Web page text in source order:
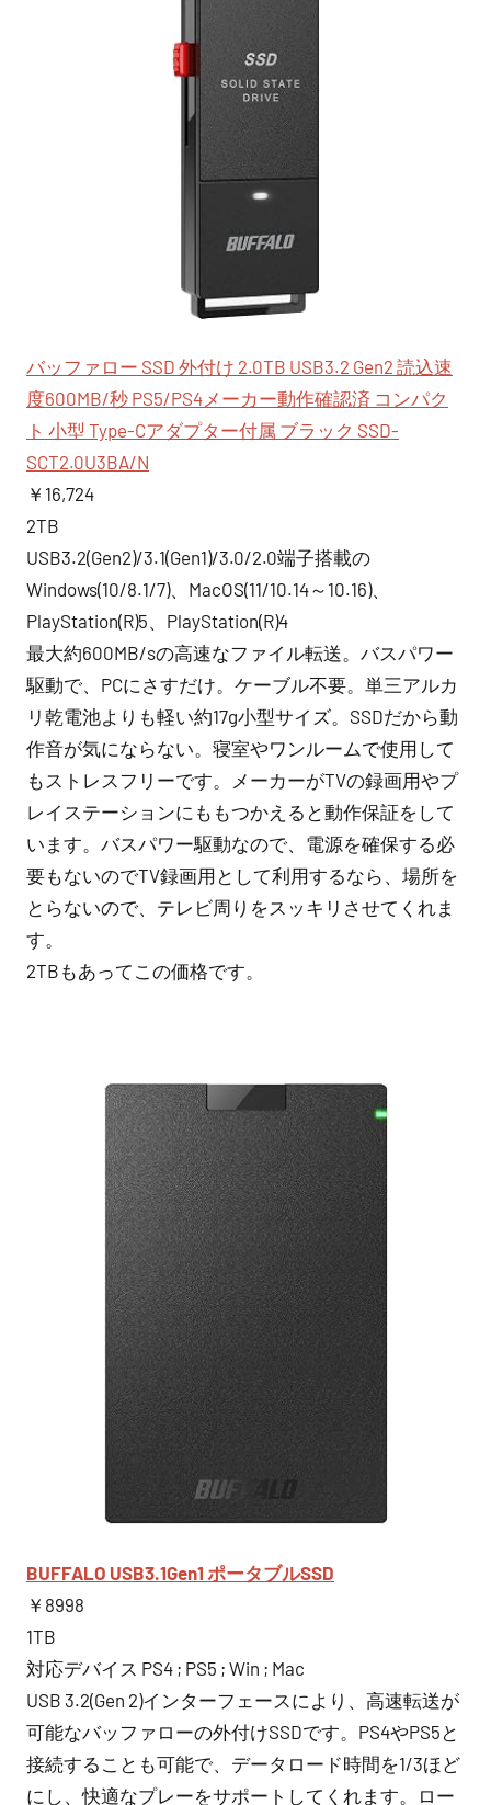
バッファロー SSD 外付け 2.0TB USB3.2 Gen2 読込速
度600MB/秒 PS5/PS4メーカー動作確認済 コンパク
ト 小型 Type-Cアダプター付属 ブラック SSD-
SCT2.0U3BA/N
￥16,724
2TB
USB3.2(Gen2)/3.1(Gen1)/3.0/2.0端子搭載の
Windows(10/8.1/7)、MacOS(11/10.14～10.16)、
PlayStation(R)5、PlayStation(R)4
最大約600MB/sの高速なファイル転送。バスパワー
駆動で、PCにさすだけ。ケーブル不要。単三アルカ
リ乾電池よりも軽い約17g小型サイズ。SSDだから動
作音が気にならない。寝室やワンルームで使用して
もストレスフリーです。メーカーがTVの録画用やプ
レイステーションにももつかえると動作保証をして
います。バスパワー駆動なので、電源を確保する必
要もないのでTV録画用として利用するなら、場所を
とらないので、テレビ周りをスッキリさせてくれま
す。
2TBもあってこの価格です。
BUFFALO USB3.1Gen1 ポータブルSSD
￥8998
1TB
対応デバイス PS4 ; PS5 ; Win ; Mac
USB 3.2(Gen 2)インターフェースにより、高速転送が
可能なバッファローの外付けSSDです。PS4やPS5と
接続することも可能で、データロード時間を1/3ほど
にし、快適なプレーをサポートしてくれます。ロー